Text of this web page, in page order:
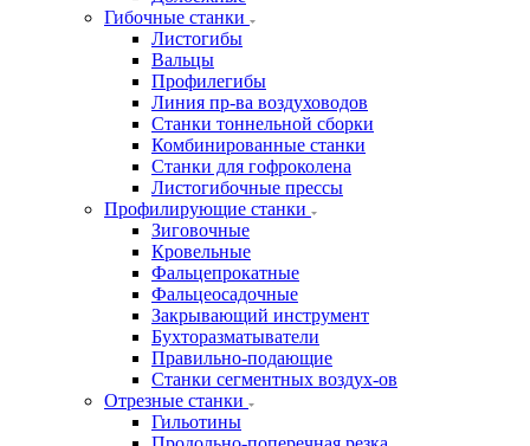
Гибочные станки
Листогибы
Вальцы
Профилегибы
Линия пр-ва воздуховодов
Станки тоннельной сборки
Комбинированные станки
Станки для гофроколена
Листогибочные прессы
Профилирующие станки
Зиговочные
Кровельные
Фальцепрокатные
Фальцеосадочные
Закрывающий инструмент
Бухторазматыватели
Правильно-подающие
Станки сегментных воздух-ов
Отрезные станки
Гильотины